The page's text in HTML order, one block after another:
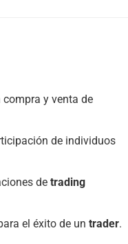
y venta de
de individuos
detrading
el éxito de untrader.